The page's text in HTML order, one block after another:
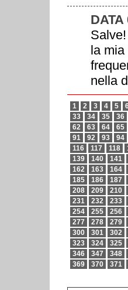
la
nella
1 2 3 4 5
33
34 35 36
62
63 64 65
91
92 93 94
116
117 118
139
140 141
162
163 164
185
186 187
208
209 210
231
232 233
254
255 256
277
278 279
300
301 302
323
324 325
346
347 348
369
370 371